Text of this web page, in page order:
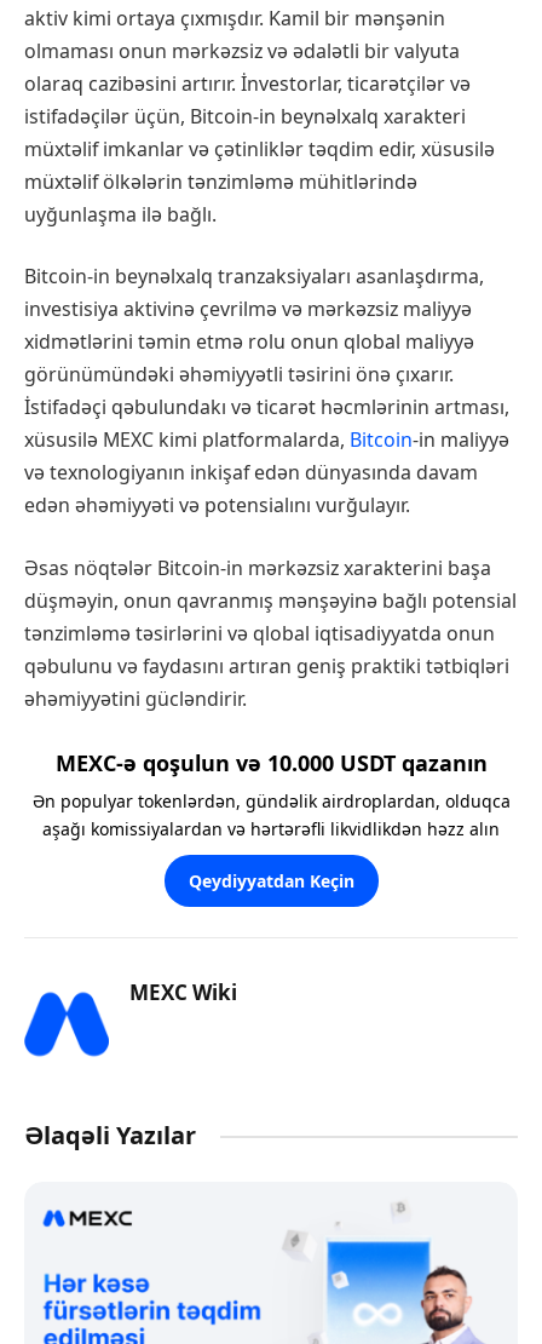
aktiv kimi ortaya çıxmışdır. Kamil bir mənşənin
olmaması onun mərkəzsiz və ədalətli bir valyuta
olaraq cazibəsini artırır. İnvestorlar, ticarətçilər və
istifadəçilər üçün, Bitcoin-in beynəlxalq xarakteri
müxtəlif imkanlar və çətinliklər təqdim edir, xüsusilə
müxtəlif ölkələrin tənzimləmə mühitlərində
uyğunlaşma ilə bağlı.
Bitcoin-in beynəlxalq tranzaksiyaları asanlaşdırma,
investisiya aktivinə çevrilmə və mərkəzsiz maliyyə
xidmətlərini təmin etmə rolu onun qlobal maliyyə
görünümündəki əhəmiyyətli təsirini önə çıxarır.
İstifadəçi qəbulundakı və ticarət həcmlərinin artması,
xüsusilə MEXC kimi platformalarda, Bitcoin-in maliyyə
və texnologiyanın inkişaf edən dünyasında davam
edən əhəmiyyəti və potensialını vurğulayır.
Əsas nöqtələr Bitcoin-in mərkəzsiz xarakterini başa
düşməyin, onun qavranmış mənşəyinə bağlı potensial
tənzimləmə təsirlərini və qlobal iqtisadiyyatda onun
qəbulunu və faydasını artıran geniş praktiki tətbiqləri
əhəmiyyətini gücləndirir.
MEXC-ə qoşulun və 10.000 USDT qazanın
Ən populyar tokenlərdən, gündəlik airdroplardan, olduqca
aşağı komissiyalardan və hərtərəfli likvidlikdən həzz alın
Qeydiyyatdan Keçin
MEXC Wiki
Əlaqəli Yazılar